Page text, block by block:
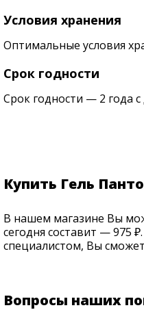
Условия хранения
Оптимальные условия
Срок годности
Срок годности — 2 года
Купить Гель
В нашем магазине Вы
сегодня составит — 975
специалистом, Вы
Вопросы наших